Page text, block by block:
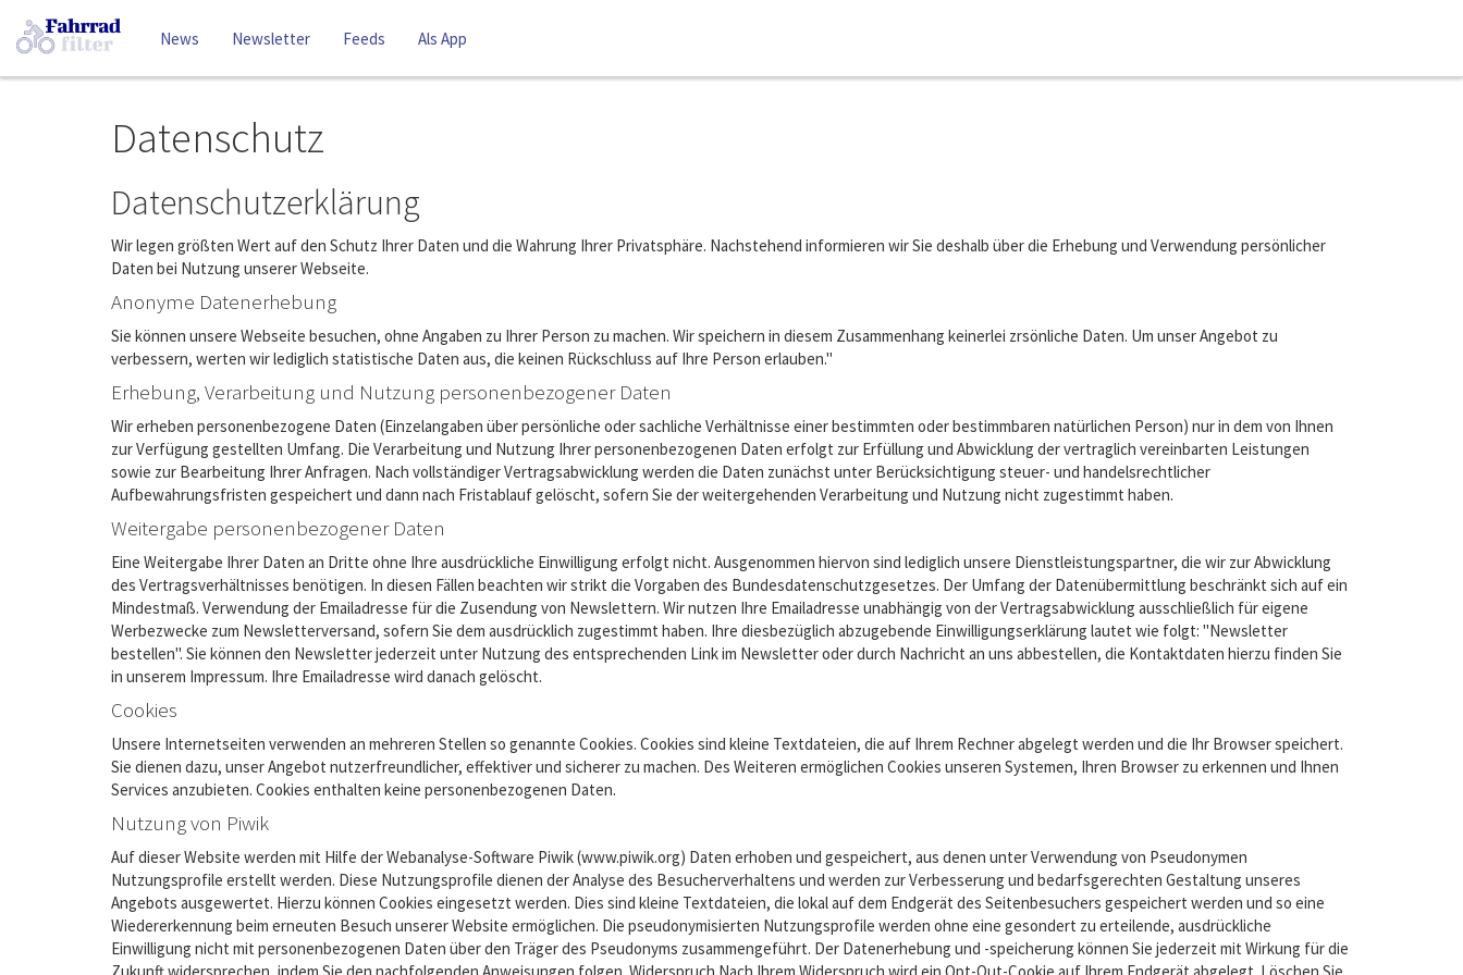
News Newsletter Feeds Als App
Datenschutz
Datenschutzerklärung
Wir legen größten Wert auf den Schutz Ihrer Daten und die Wahrung Ihrer Privatsphäre. Nachstehend informieren wir Sie deshalb über die Erhebung und Verwendung persönlicher
Daten bei Nutzung unserer Webseite.
Anonyme Datenerhebung
Sie können unsere Webseite besuchen, ohne Angaben zu Ihrer Person zu machen. Wir speichern in diesem Zusammenhang keinerlei zrsönliche Daten. Um unser Angebot zu
verbessern, werten wir lediglich statistische Daten aus, die keinen Rückschluss auf Ihre Person erlauben."
Erhebung, Verarbeitung und Nutzung personenbezogener Daten
Wir erheben personenbezogene Daten (Einzelangaben über persönliche oder sachliche Verhältnisse einer bestimmten oder bestimmbaren natürlichen Person) nur in dem von Ihnen
zur Verfügung gestellten Umfang. Die Verarbeitung und Nutzung Ihrer personenbezogenen Daten erfolgt zur Erfüllung und Abwicklung der vertraglich vereinbarten Leistungen
sowie zur Bearbeitung Ihrer Anfragen. Nach vollständiger Vertragsabwicklung werden die Daten zunächst unter Berücksichtigung steuer- und handelsrechtlicher
Aufbewahrungsfristen gespeichert und dann nach Fristablauf gelöscht, sofern Sie der weitergehenden Verarbeitung und Nutzung nicht zugestimmt haben.
Weitergabe personenbezogener Daten
Eine Weitergabe Ihrer Daten an Dritte ohne Ihre ausdrückliche Einwilligung erfolgt nicht. Ausgenommen hiervon sind lediglich unsere Dienstleistungspartner, die wir zur Abwicklung
des Vertragsverhältnisses benötigen. In diesen Fällen beachten wir strikt die Vorgaben des Bundesdatenschutzgesetzes. Der Umfang der Datenübermittlung beschränkt sich auf ein
Mindestmaß. Verwendung der Emailadresse für die Zusendung von Newslettern. Wir nutzen Ihre Emailadresse unabhängig von der Vertragsabwicklung ausschließlich für eigene
Werbezwecke zum Newsletterversand, sofern Sie dem ausdrücklich zugestimmt haben. Ihre diesbezüglich abzugebende Einwilligungserklärung lautet wie folgt: "Newsletter
bestellen". Sie können den Newsletter jederzeit unter Nutzung des entsprechenden Link im Newsletter oder durch Nachricht an uns abbestellen, die Kontaktdaten hierzu finden Sie
in unserem Impressum. Ihre Emailadresse wird danach gelöscht.
Cookies
Unsere Internetseiten verwenden an mehreren Stellen so genannte Cookies. Cookies sind kleine Textdateien, die auf Ihrem Rechner abgelegt werden und die Ihr Browser speichert.
Sie dienen dazu, unser Angebot nutzerfreundlicher, effektiver und sicherer zu machen. Des Weiteren ermöglichen Cookies unseren Systemen, Ihren Browser zu erkennen und Ihnen
Services anzubieten. Cookies enthalten keine personenbezogenen Daten.
Nutzung von Piwik
Auf dieser Website werden mit Hilfe der Webanalyse-Software Piwik (www.piwik.org) Daten erhoben und gespeichert, aus denen unter Verwendung von Pseudonymen
Nutzungsprofile erstellt werden. Diese Nutzungsprofile dienen der Analyse des Besucherverhaltens und werden zur Verbesserung und bedarfsgerechten Gestaltung unseres
Angebots ausgewertet. Hierzu können Cookies eingesetzt werden. Dies sind kleine Textdateien, die lokal auf dem Endgerät des Seitenbesuchers gespeichert werden und so eine
Wiedererkennung beim erneuten Besuch unserer Website ermöglichen. Die pseudonymisierten Nutzungsprofile werden ohne eine gesondert zu erteilende, ausdrückliche
Einwilligung nicht mit personenbezogenen Daten über den Träger des Pseudonyms zusammengeführt. Der Datenerhebung und -speicherung können Sie jederzeit mit Wirkung für die
Zukunft widersprechen, indem Sie den nachfolgenden Anweisungen folgen. Widerspruch Nach Ihrem Widerspruch wird ein Opt-Out-Cookie auf Ihrem Endgerät abgelegt. Löschen Sie